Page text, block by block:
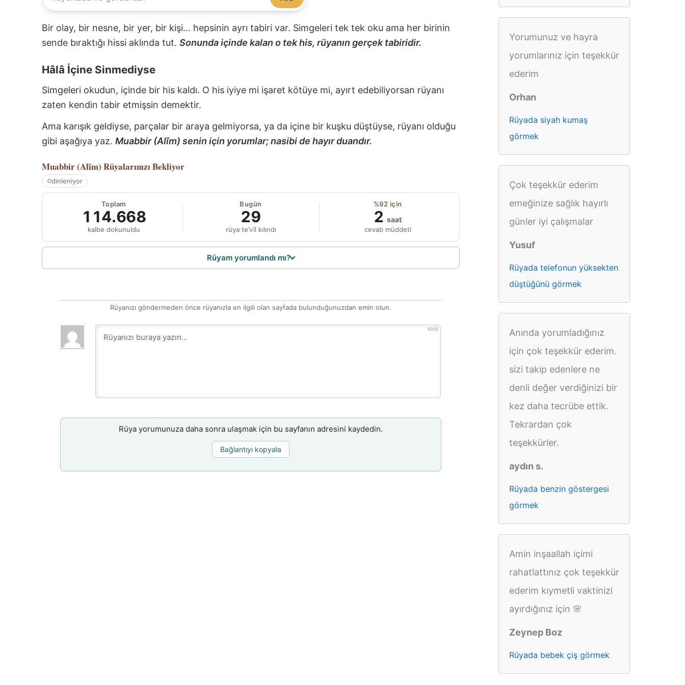
Bir olay, bir nesne, bir yer, bir kişi... hepsinin ayrı tabiri var. Simgeleri tek tek oku ama her birinin
sende bıraktığı hissi aklında tut. Sonunda içinde kalan o tek his, rüyanın gerçek tabiridir.
Hâlâ İçine Sinmediyse
Simgeleri okudun, içinde bir his kaldı. O his iyiye mi işaret kötüye mi, ayırt edebiliyorsan rüyanı
zaten kendin tabir etmişsin demektir.
Ama karışık geldiyse, parçalar bir araya gelmiyorsa, ya da içine bir kuşku düştüyse, rüyanı olduğu
gibi aşağıya yaz. Muabbir (Alîm) senin için yorumlar; nasibi de hayır duandır.
Muabbir (Alîm) Rüyalarınızı Bekliyor
dinleniyor
Toplam
114.668
kalbe dokunuldu
Bugün
29
rüya te’vîl kılındı
%92 için
2 saat
cevab müddeti
Rüyam yorumlandı mı?
Rüyanızı göndermeden önce rüyanızla en ilgili olan sayfada bulunduğunuzdan emin olun.
1000
Rüya yorumunuza daha sonra ulaşmak için bu sayfanın adresini kaydedin.
Bağlantıyı kopyala
Yorumunuz ve hayra
yorumlarınız için teşekkür
ederim
Orhan
Rüyada siyah kumaş
görmek
Çok teşekkür ederim
emeğinize sağlık hayırlı
günler iyi çalışmalar
Yusuf
Rüyada telefonun yüksekten
düştüğünü görmek
Anında yorumladığınız
için çok teşekkür ederim.
sizi takip edenlere ne
denli değer verdiğinizi bir
kez daha tecrübe ettik.
Tekrardan çok
teşekkürler.
aydın s.
Rüyada benzin göstergesi
görmek
Amin inşaallah içimi
rahatlattınız çok teşekkür
ederim kıymetli vaktinizi
ayırdığınız için 🌸
Zeynep Boz
Rüyada bebek çiş görmek